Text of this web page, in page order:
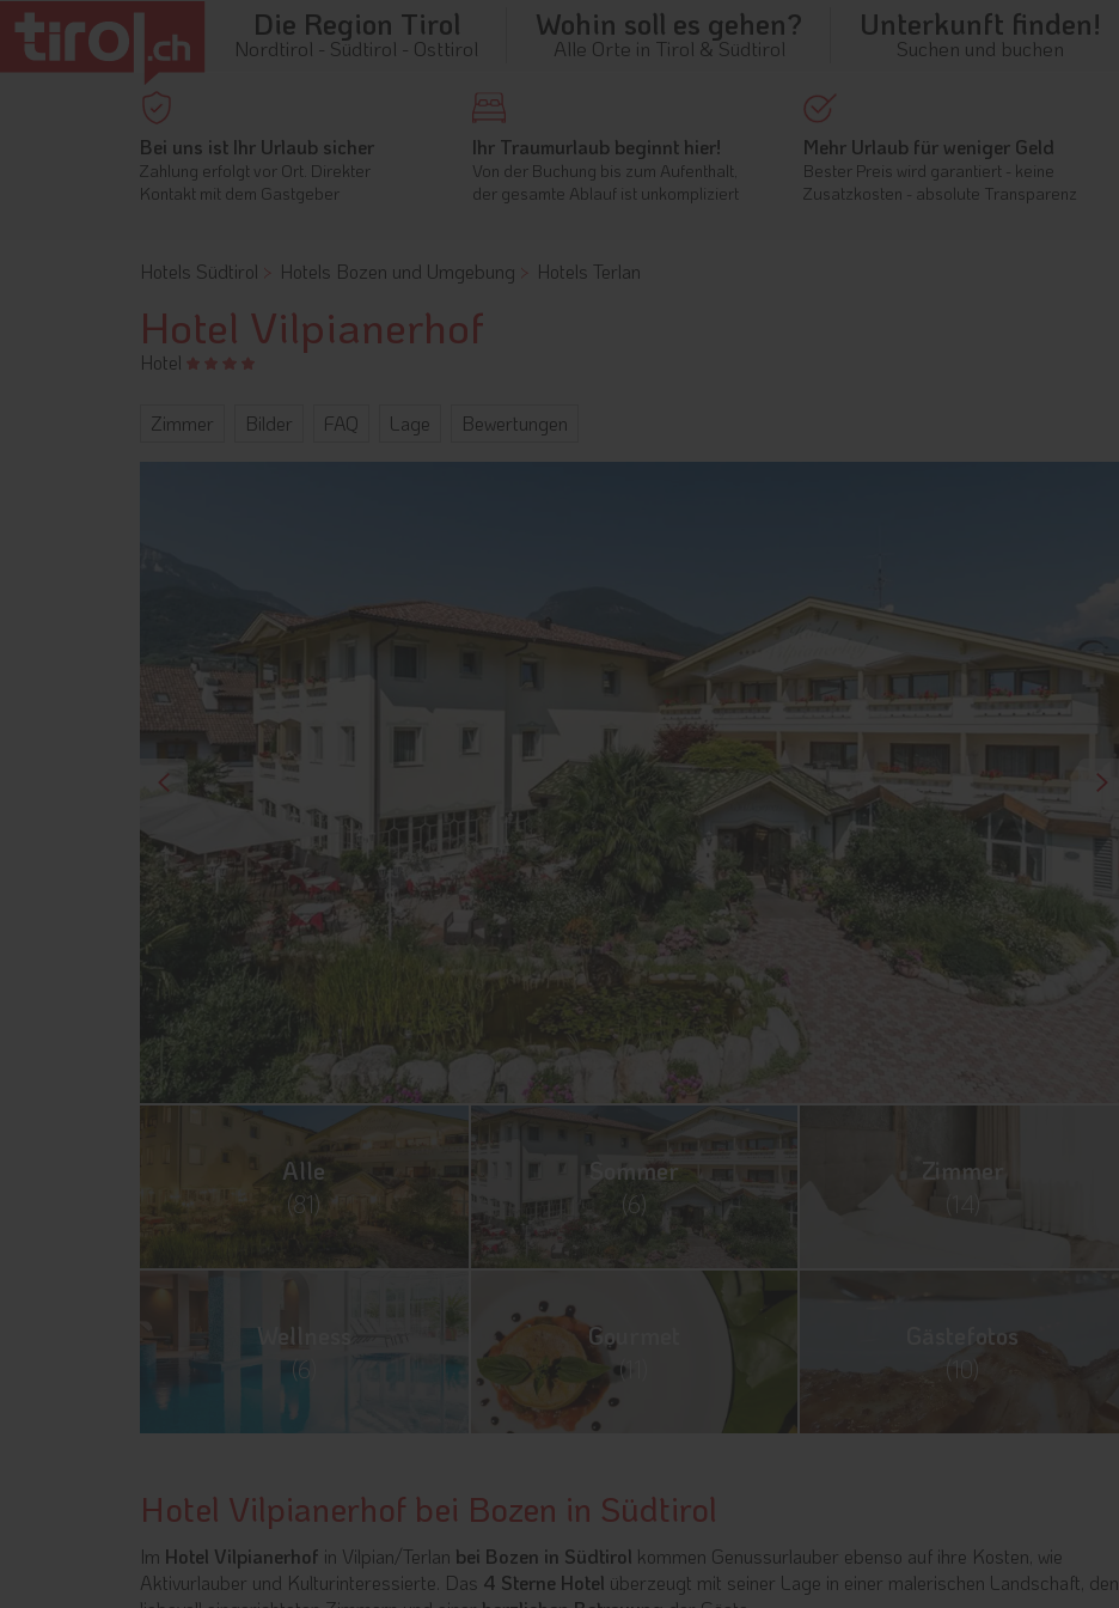
Die Region Tirol
Nordtirol - Südtirol - Osttirol
Wohin soll es gehen?
Alle Orte in Tirol & Südtirol
Unterkunft finden!
Suchen und buchen
Bei uns ist Ihr Urlaub sicher
Zahlung erfolgt vor Ort. Direkter
Kontakt mit dem Gastgeber
Ihr Traumurlaub beginnt hier!
Von der Buchung bis zum Aufenthalt,
der gesamte Ablauf ist unkompliziert
Mehr Urlaub für weniger Geld
Bester Preis wird garantiert - keine
Zusatzkosten - absolute Transparenz
Hotels Südtirol Hotels Bozen und Umgebung Hotels Terlan
Hotel Vilpianerhof
Hotel
Zimmer Bilder FAQ Lage Bewertungen
Alle
(81)
Sommer
(6)
Zimmer
Wellness
(6)
Gourmet
(11)
Gästefotos
(10)
Hotel Vilpianerhof bei Bozen in Südtirol
Im Hotel Vilpianerhof in Vilpian/Terlan bei Bozen in Südtirol kommen Genussurlauber ebenso auf ihre Kosten, wie
Aktivurlauber und Kulturinteressierte. Das 4 Sterne Hotel überzeugt mit seiner Lage in einer malerischen Landschaft, den